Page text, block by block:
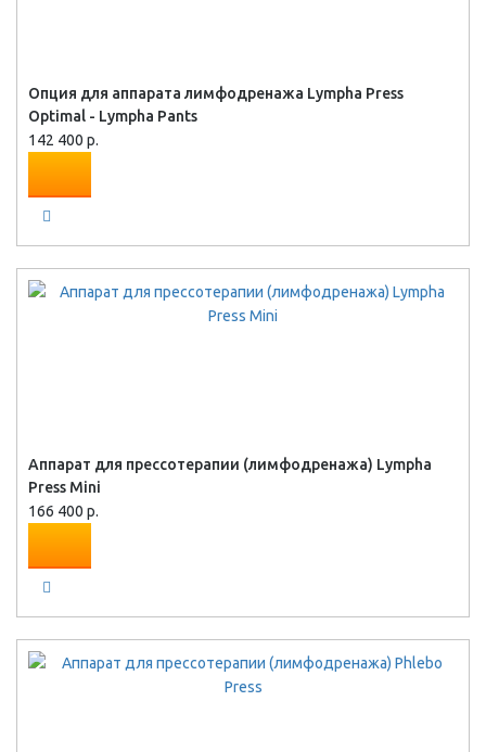
Опция для аппарата лимфодренажа Lympha Press
Optimal - Lympha Pants
142 400 р.
Аппарат для прессотерапии (лимфодренажа) Lympha
Press Mini
166 400 р.